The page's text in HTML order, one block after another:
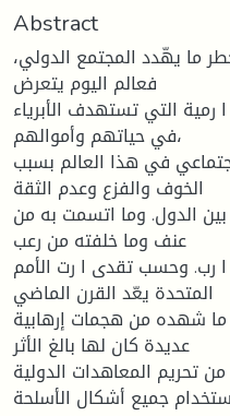
Abstract
ما یهّدد المجتمع الدولي،
فعالم الیوم یتعرض
التي تستهدف الأبریاء
في حیاتهم وأموالهم،
في هذا العالم بسبب
الخوف والفزع وعدم الثقة
الدول. وما اتسمت به من
عنف وما خلفته من رعب
ا رب. وحسب تقدی ا رت الأمم
المتحدة یعّد القرن الماضي
ما شهده من هجمات إرهابیة
عدیدة كان لها بالغ الأثر
من تحریم المعاهدات الدولیة
جمیع أشكال الأسلحة